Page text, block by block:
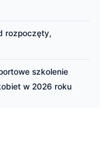
rozpoczęty,
szkolenie
w 2026 roku